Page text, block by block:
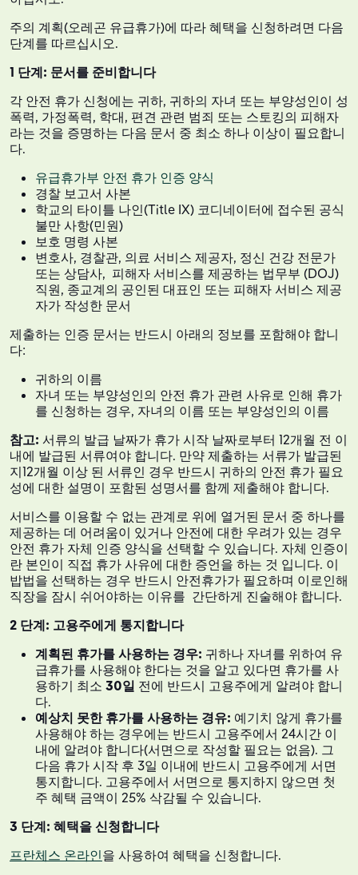
주의 계획(오레곤 유급휴가)에 따라 혜택을 신청하려면 다음
단계를 따르십시오.
1 단계: 문서를 준비합니다
각 안전 휴가 신청에는 귀하, 귀하의 자녀 또는 부양성인이 성
폭력, 가정폭력, 학대, 편견 관련 범죄 또는 스토킹의 피해자
라는 것을 증명하는 다음 문서 중 최소 하나 이상이 필요합니
다.
유급휴가부 안전 휴가 인증 양식
경찰 보고서 사본
학교의 타이틀 나인(Title IX) 코디네이터에 접수된 공식
불만 사항(민원)
보호 명령 사본
변호사, 경찰관, 의료 서비스 제공자, 정신 건강 전문가
또는 상담사, 피해자 서비스를 제공하는 법무부 (DOJ)
직원, 종교계의 공인된 대표인 또는 피해자 서비스 제공
자가 작성한 문서
제출하는 인증 문서는 반드시 아래의 정보를 포함해야 합니
다:
귀하의 이름
자녀 또는 부양성인의 안전 휴가 관련 사유로 인해 휴가
를 신청하는 경우, 자녀의 이름 또는 부양성인의 이름
참고: 서류의 발급 날짜가 휴가 시작 날짜로부터 12개월 전 이
내에 발급된 서류여야 합니다. 만약 제출하는 서류가 발급된
지12개월 이상 된 서류인 경우 반드시 귀하의 안전 휴가 필요
성에 대한 설명이 포함된 성명서를 함께 제출해야 합니다.
서비스를 이용할 수 없는 관계로 위에 열거된 문서 중 하나를
제공하는 데 어려움이 있거나 안전에 대한 우려가 있는 경우
안전 휴가 자체 인증 양식을 선택할 수 있습니다. 자체 인증이
란 본인이 직접 휴가 사유에 대한 증언을 하는 것 입니다. 이
밥법을 선택하는 경우 반드시 안전휴가가 필요하며 이로인해
직장을 잠시 쉬어야하는 이유를 간단하게 진술해야 합니다.
2 단계: 고용주에게 통지합니다
계획된 휴가를 사용하는 경우: 귀하나 자녀를 위하여 유
급휴가를 사용해야 한다는 것을 알고 있다면 휴가를 사
용하기 최소 30일 전에 반드시 고용주에게 알려야 합니
다.
예상치 못한 휴가를 사용하는 경유: 예기치 않게 휴가를
사용해야 하는 경우에는 반드시 고용주에서 24시간 이
내에 알려야 합니다(서면으로 작성할 필요는 없음). 그
다음 휴가 시작 후 3일 이내에 반드시 고용주에게 서면
통지합니다. 고용주에서 서면으로 통지하지 않으면 첫
주 혜택 금액이 25% 삭감될 수 있습니다.
3 단계: 혜택을 신청합니다
프란체스 온라인을 사용하여 혜택을 신청합니다.